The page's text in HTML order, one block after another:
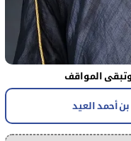
المواقف
أحمد العيد